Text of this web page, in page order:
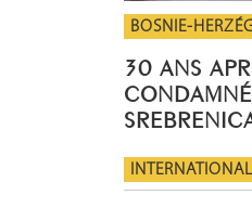
BOSNIE-
30 ANS
INTERNATIONAL